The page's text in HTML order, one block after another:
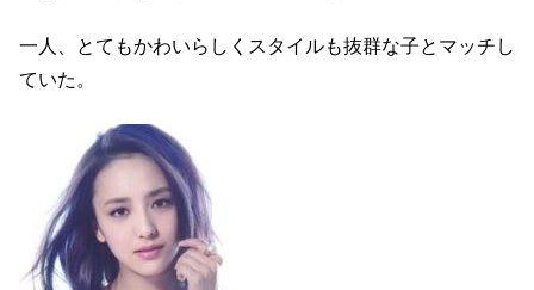
一人、とてもかわいらしくスタイルも抜群な子とマッチし
ていた。